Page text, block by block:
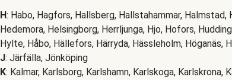
H: Habo, Hagfors, Hallsberg, Hallstahammar, Halmstad,
Hedemora, Helsingborg, Herrljunga, Hjo, Hofors,
Hylte, Håbo, Hällefors, Härryda, Hässleholm, Höganäs,
J: Järfälla, Jönköping
K: Kalmar, Karlsborg, Karlshamn, Karlskoga, Karlskrona,